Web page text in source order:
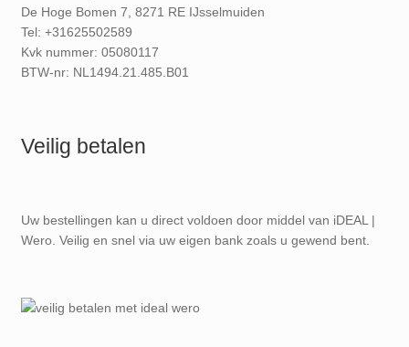
De Hoge Bomen 7, 8271 RE IJsselmuiden
Tel: +31625502589
Kvk nummer: 05080117
BTW-nr: NL1494.21.485.B01
Veilig betalen
Uw bestellingen kan u direct voldoen door middel van iDEAL |
Wero. Veilig en snel via uw eigen bank zoals u gewend bent.